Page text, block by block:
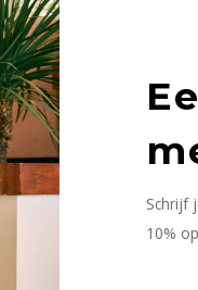
Schrijf
10%